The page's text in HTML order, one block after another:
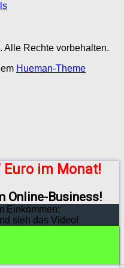
Alle Rechte vorbehalten.
Hueman-Theme
Euro im Monat!
Online-Business!
Einkommen:
sieh das Video!